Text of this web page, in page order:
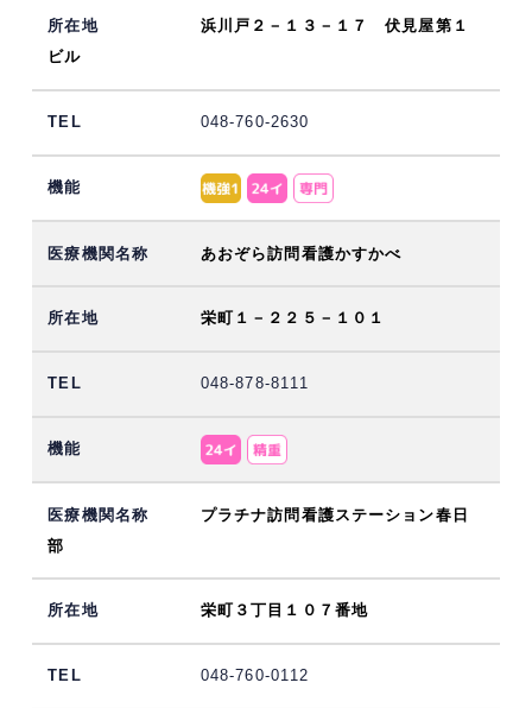
浜川戸２－１３－１７ 伏見屋第１
ビル
048-760-2630
あおぞら訪問看護かすかべ
栄町１－２２５－１０１
048-878-8111
プラチナ訪問看護ステーション春日
部
栄町３丁目１０７番地
048-760-0112